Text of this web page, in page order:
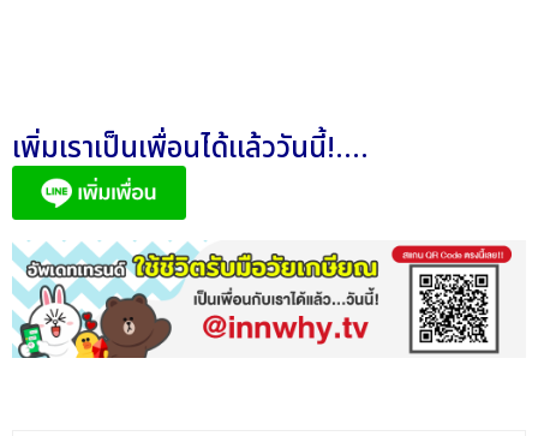
เพิ่มเราเป็นเพื่อนได้แล้ววันนี้!....